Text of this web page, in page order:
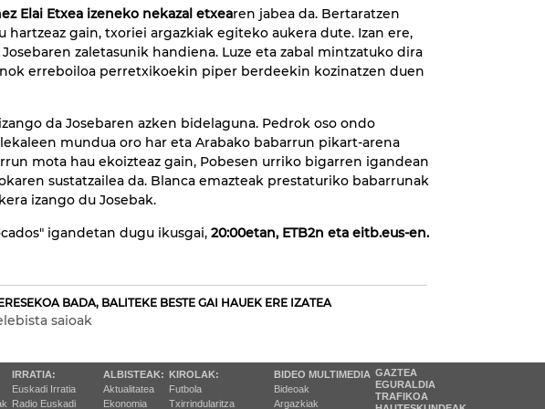
Elai Etxea izeneko nekazal etxearen jabea da. Bertaratzen
hartzeaz gain, txoriei argazkiak egiteko aukera dute. Izan ere,
zaletasunik handiena. Luze eta zabal mintzatuko dira
erreboiloa perretxikoekin piper berdeekin kozinatzen duen
da Josebaren azken bidelaguna. Pedrok oso ondo
mundua oro har eta Arabako babarrun pikart-arena
mota hau ekoizteaz gain, Pobesen urriko bigarren igandean
sustatzailea da. Blanca emazteak prestaturiko babarrunak
izango du Josebak.
igandetan dugu ikusgai, 20:00etan, ETB2n eta eitb.eus-en.
BADA, BALITEKE BESTE GAI HAUEK ERE IZATEA
saioak
IRRATIA:
Euskadi Irratia
Radio Euskadi
ALBISTEAK:
Aktualitatea
Ekonomia
KIROLAK:
Futbola
Txirrindularitza
BIDEO MULTIMEDIA
Bideoak
Argazkiak
GAZTEA
EGURALDIA
TRAFIKOA